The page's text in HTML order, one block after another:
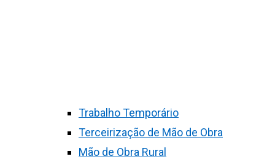
Trabalho Temporário
Terceirização de Mão de Obra
Mão de Obra Rural